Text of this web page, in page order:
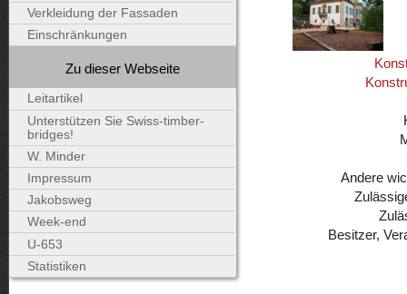
Andere
Besitzer,
Verkleidung der Fassaden
Einschränkungen
Zu dieser Webseite
Leitartikel
Unterstützen Sie Swiss-timber-
bridges!
W. Minder
Impressum
Jakobsweg
Week-end
U-653
Statistiken